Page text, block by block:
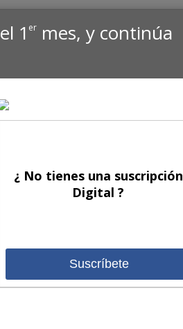
el 1er mes, y continúa
¿ No tienes una suscripción
Digital ?
Suscríbete